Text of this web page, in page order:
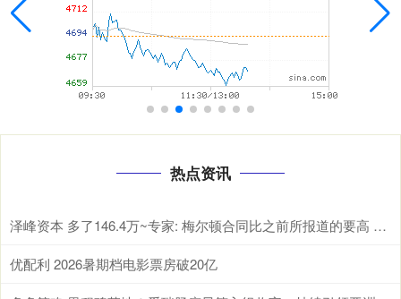
热点资讯
泽峰资本 多了146.4万~专家: 梅尔顿合同比之前所报道的要高 为2年1246.4万
优配利 2026暑期档电影票房破20亿